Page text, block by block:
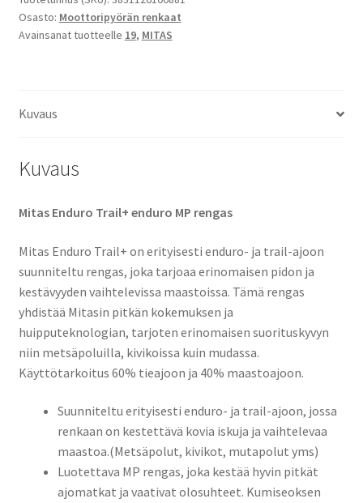
B
19
määrä
Osasto: Moottoripyörän renkaat
Avainsanat tuotteelle 19, MITAS
Kuvaus
Kuvaus
Mitas Enduro Trail+ enduro MP rengas
Mitas Enduro Trail+ on erityisesti enduro- ja trail-ajoon
suunniteltu rengas, joka tarjoaa erinomaisen pidon ja
kestävyyden vaihtelevissa maastoissa. Tämä rengas
yhdistää Mitasin pitkän kokemuksen ja
huipputeknologian, tarjoten erinomaisen suorituskyvyn
niin metsäpoluilla, kivikoissa kuin mudassa.
Käyttötarkoitus 60% tieajoon ja 40% maastoajoon.
Suunniteltu erityisesti enduro- ja trail-ajoon, jossa
renkaan on kestettävä kovia iskuja ja vaihtelevaa
maastoa.(Metsäpolut, kivikot, mutapolut yms)
Luotettava MP rengas, joka kestää hyvin pitkät
ajomatkat ja vaativat olosuhteet. Kumiseoksen